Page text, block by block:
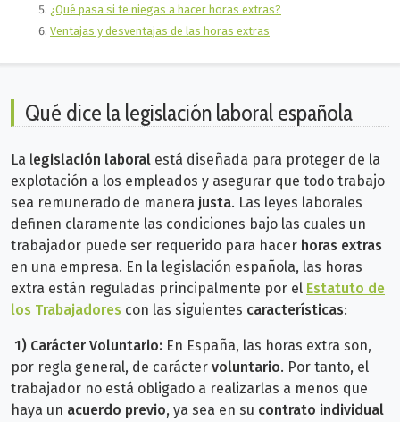
¿Qué pasa si te niegas a hacer horas extras?
Ventajas y desventajas de las horas extras
Qué dice la legislación laboral española
La legislación laboral está diseñada para proteger de la
explotación a los empleados y asegurar que todo trabajo
sea remunerado de manera justa. Las leyes laborales
definen claramente las condiciones bajo las cuales un
trabajador puede ser requerido para hacer horas extras
en una empresa. En la legislación española, las horas
extra están reguladas principalmente por el Estatuto de
los Trabajadores con las siguientes características:
1) Carácter Voluntario: En España, las horas extra son,
por regla general, de carácter voluntario. Por tanto, el
trabajador no está obligado a realizarlas a menos que
haya un acuerdo previo, ya sea en su contrato individual